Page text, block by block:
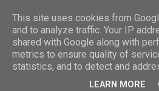
This site uses cookies from
and to analyze traffic. Your IP
shared with Google along with
metrics to ensure quality of
statistics, and to detect and
LEARN MORE